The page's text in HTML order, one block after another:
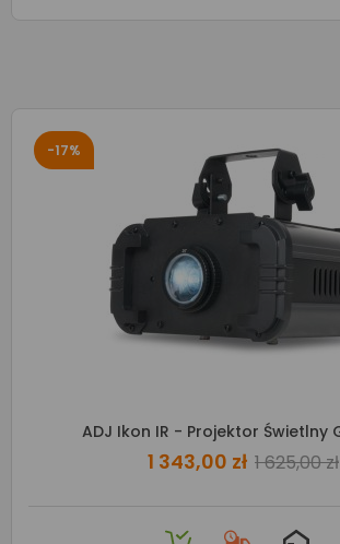
-17%
ADJ Ikon IR - Projektor Świetlny
1 343,00 zł 1 625,00 zł